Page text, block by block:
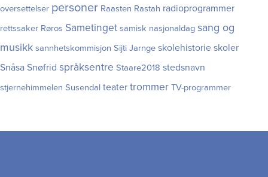
oversettelser personer Raasten Rastah radioprogrammer
rettssaker Røros Sametinget samisk nasjonaldag sang og
musikk sannhetskommisjon Sijti Jarnge skolehistorie skoler
Snåsa Snøfrid språksentre Staare2018 stedsnavn
stjernehimmelen Susendal teater trommer TV-programmer